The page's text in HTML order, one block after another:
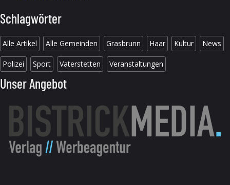
Schlagwörter
Alle Artikel Alle Gemeinden Grasbrunn Haar Kultur News
Polizei Sport Vaterstetten Veranstaltungen
Unser Angebot